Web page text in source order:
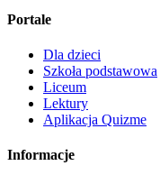
Portale
Dla dzieci
Szkoła podstawowa
Liceum
Lektury
Aplikacja Quizme
Informacje